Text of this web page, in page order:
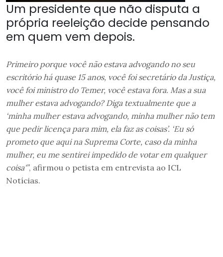
Um presidente que não disputa a
própria reeleição decide pensando
em quem vem depois.
Primeiro porque você não estava advogando no seu
escritório há quase 15 anos, você foi secretário da Justiça,
você foi ministro do Temer, você estava fora. Mas a sua
mulher estava advogando? Diga textualmente que a
‘minha mulher estava advogando, minha mulher não tem
que pedir licença para mim, ela faz as coisas’. ‘Eu só
prometo que aqui na Suprema Corte, caso da minha
mulher, eu me sentirei impedido de votar em qualquer
coisa'”, afirmou o petista em entrevista ao ICL
Notícias.